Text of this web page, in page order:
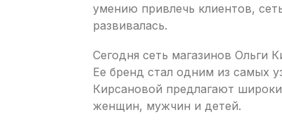
умению привлечь клиентов,
развивалась.
Сегодня сеть магазинов Ольги
Ее бренд стал одним из самых
Кирсановой предлагают
женщин, мужчин и детей.